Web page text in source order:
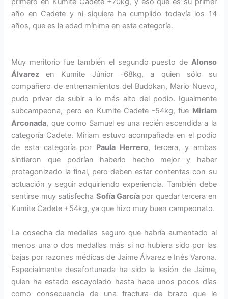
año en Cadete y ni siquiera ha cumplido todavía los 14
años, que es la edad mínima en esta categoría.
Muy meritorio fue también el segundo puesto de Alonso
Álvarez en Kumite Júnior -68kg, a quien sólo su
compañero de entrenamientos del Budokan, Mario Nuevo,
pudo privar de subir a lo más alto del podio. Igualmente
subcampeona, pero en Kumite Cadete -54kg, fue Miriam
Arconada, que como Samuel es una recién ascendida a la
categoría Cadete. Miriam estuvo acompañada en el podio
de esta categoría por Paula Herrero, tercera, y ambas
sintieron que podrían haberlo hecho mejor y haber
protagonizado la final, pero deben estar contentas con su
actuación y seguir adquiriendo experiencia. También debe
sentirse muy satisfecha Sofía García por quedar tercera en
Kumite Cadete +54kg, ya que hizo muy buen campeonato.
La cosecha de medallas seguro que habría aumentado al
menos una o dos medallas más si no hubiera sido por las
bajas por razones médicas de Jaime Álvarez e Inés Varona.
Especialmente desafortunada ha sido la lesión de Jaime,
quien ha estado escayolado hasta hace unos pocos días
como consecuencia de una fractura de brazo que le